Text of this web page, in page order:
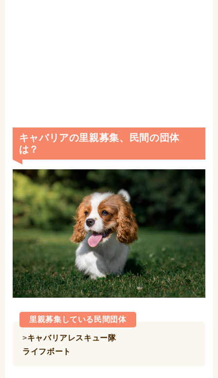
キャバリアの里親募集、民間の団体
は？
里親募集している民間団体
>キャバリアレスキュー隊
ライフボート